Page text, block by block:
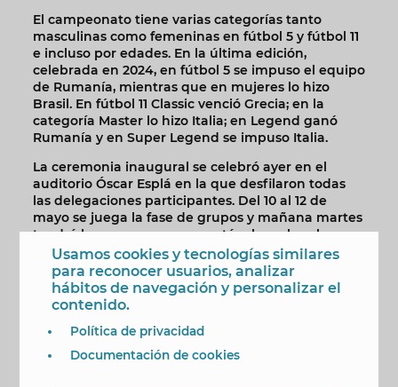
El campeonato tiene varias categorías tanto
masculinas como femeninas en fútbol 5 y fútbol 11
e incluso por edades. En la última edición,
celebrada en 2024, en fútbol 5 se impuso el equipo
de Rumanía, mientras que en mujeres lo hizo
Brasil. En fútbol 11 Classic venció Grecia; en la
categoría Master lo hizo Italia; en Legend ganó
Rumanía y en Super Legend se impuso Italia.
La ceremonia inaugural se celebró ayer en el
auditorio Óscar Esplá en la que desfilaron todas
las delegaciones participantes. Del 10 al 12 de
mayo se juega la fase de grupos y mañana martes
tendrá lugar una cena espectáculo en la sala
Benidorm Palace. El día 13 será de descanso y el 14
comenzarán a disputarse las fases finales. El
viernes 15 se celebrarán las semifinales en las
distintas categorías y el sábado 16 las finales de la
tendrá lugar la ceremonia de clausura que se hará
en la discoteca Penélope. La competición tiene su
Usamos cookies y tecnologías similares
para reconocer usuarios, analizar
hábitos de navegación y personalizar el
contenido.
Política de privacidad
Documentación de cookies